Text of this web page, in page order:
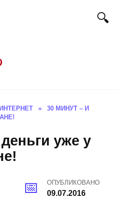
ИНТЕРНЕТ »
30 МИНУТ – И
уже у
ОПУБЛИКОВАНО
09.07.2016